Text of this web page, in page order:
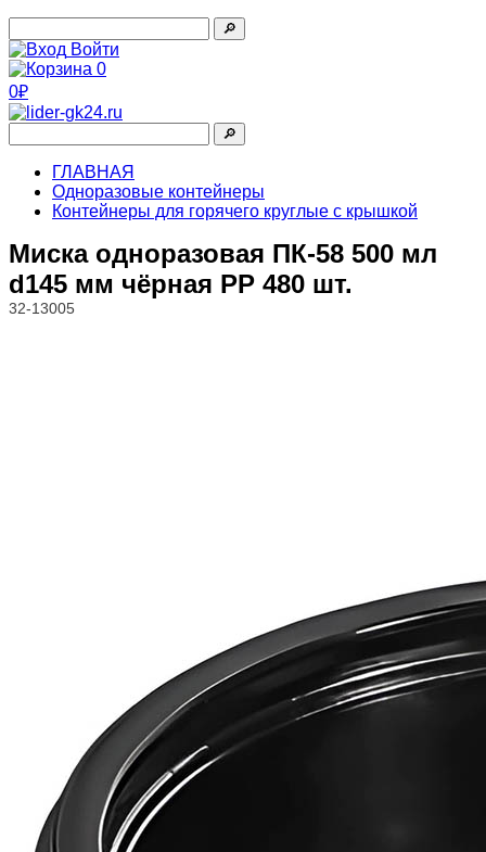
🔎︎
Войти
0
0₽
🔎︎
ГЛАВНАЯ
Одноразовые контейнеры
Контейнеры для горячего круглые с крышкой
Миска одноразовая ПК-58 500 мл
d145 мм чёрная PP 480 шт.
32-13005